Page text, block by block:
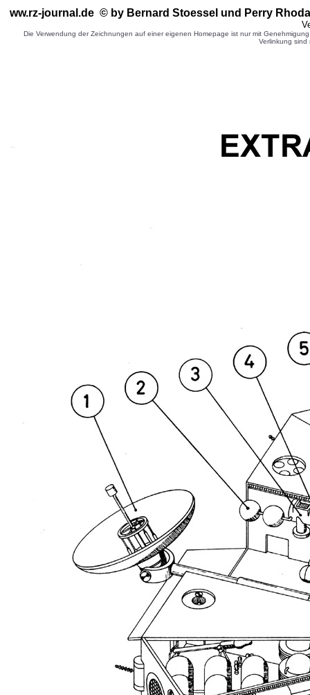
ww.rz-journal.de © by Bernard Stoessel und Perry
Die Verwendung der Zeichnungen auf einer eigenen Homepage ist nur mit
Verlinkung sind